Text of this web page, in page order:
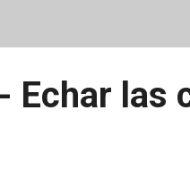
Echar las